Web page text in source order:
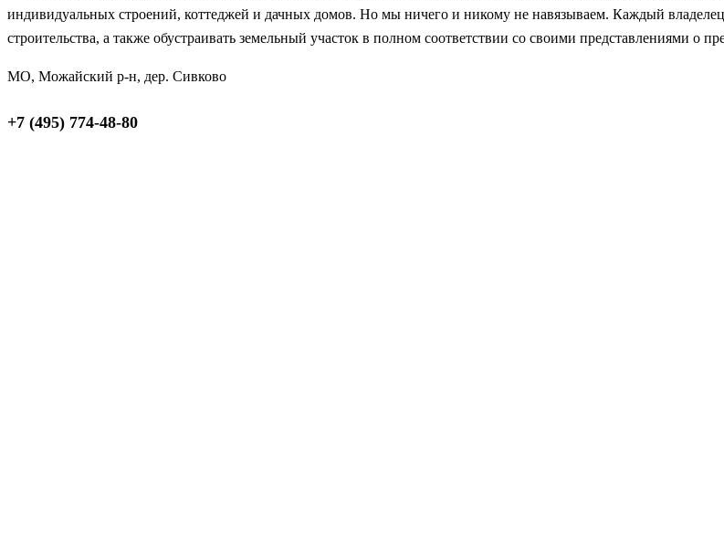
индивидуальных строений, коттеджей и дачных домов. Но мы ничего и никому не навязываем. Каждый
строительства, а также обустраивать земельный участок в полном соответствии со своими представлениями о
МО, Можайский р-н, дер. Сивково
+7 (495) 774-48-80